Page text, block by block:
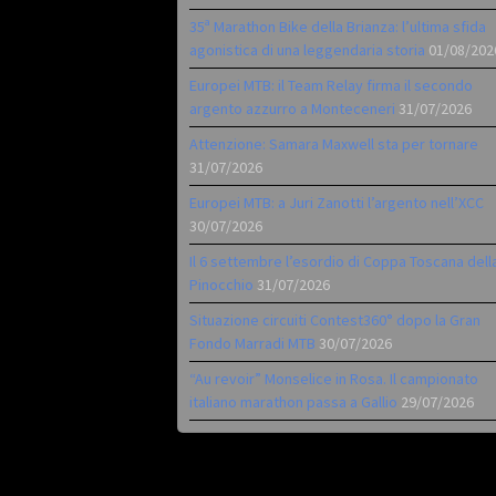
35ª Marathon Bike della Brianza: l’ultima sfida
agonistica di una leggendaria storia 01/08/
Europei MTB: il Team Relay firma il secondo
argento azzurro a Monteceneri 31/07/2026
Attenzione: Samara Maxwell sta per tornare
31/07/2026
Europei MTB: a Juri Zanotti l’argento nell’XCC
30/07/2026
Il 6 settembre l’esordio di Coppa Toscana
Pinocchio 31/07/2026
Situazione circuiti Contest360° dopo la Gran
Fondo Marradi MTB 30/07/2026
“Au revoir” Monselice in Rosa. Il campionato
italiano marathon passa a Gallio 29/07/2026